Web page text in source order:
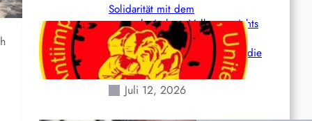
Solidarität mit dem
venezolanischem Volk angesichts
der verlorenen Leben und der
katastrophalen Situation durch die
Erdbeben des 24. Juni!
Juli 12, 2026